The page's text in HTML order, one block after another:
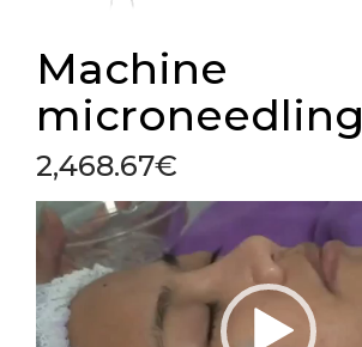
Machine
microneedling
2,468.67€
Lecteur
vidéo